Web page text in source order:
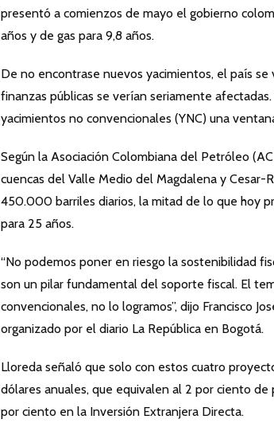
presentó a comienzos de mayo el gobierno
años y de gas para 9,8 años.
De no encontrase nuevos yacimientos, el país
finanzas públicas se verían seriamente
yacimientos no convencionales (YNC) una
Según la Asociación Colombiana del Petróleo
cuencas del Valle Medio del Magdalena y
450.000 barriles diarios, la mitad de lo que hoy
para 25 años.
“No podemos poner en riesgo la sostenibilidad
son un pilar fundamental del soporte fiscal. El
convencionales, no lo logramos”, dijo Francisco
organizado por el diario La República en Bogotá.
Lloreda señaló que solo con estos cuatro
dólares anuales, que equivalen al 2 por ciento
por ciento en la Inversión Extranjera Directa.